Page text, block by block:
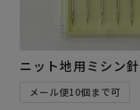
ニット地用ミシン
メール便10個まで可